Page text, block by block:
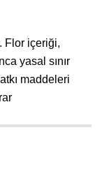
Flor içeriği,
yasal sınır
maddeleri